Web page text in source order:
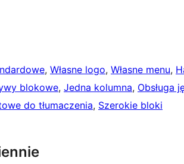
, Własne logo, Własne menu,
blokowe, Jedna kolumna, Obsługa
do tłumaczenia, Szerokie bloki